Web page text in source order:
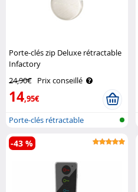
Porte-clés zip Deluxe rétractable
Infactory
24,90€ Prix conseillé
14,95€
Porte-clés rétractable
-43 %